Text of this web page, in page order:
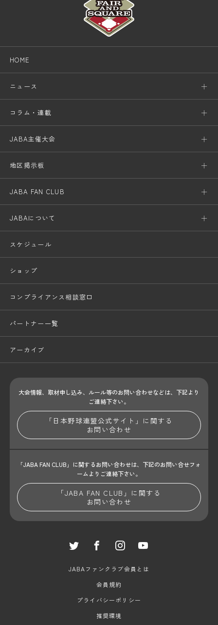
HOME
ニュース
コラム・連載
JABA主催大会
地区掲示板
JABA FAN CLUB
JABAについて
スケジュール
ショップ
コンプライアンス相談窓口
パートナー一覧
アーカイブ
大会情報、取材申し込み、ルール等のお問い合わせなどは、下記より
ご連絡下さい。
「日本野球連盟公式サイト」に関する
お問い合わせ
「JABA FAN CLUB」に関するお問い合わせは、 下記のお問い合せフォ
ームよりご連絡下さい。
「JABA FAN CLUB」に関する
お問い合わせ
JABAファンクラブ会員とは
会員規約
プライバシーポリシー
推奨環境